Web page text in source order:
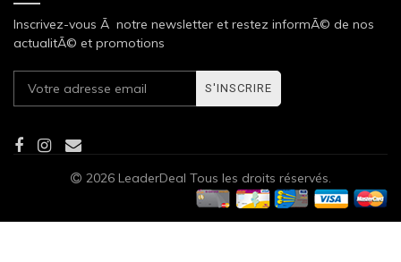
Inscrivez-vous Ã notre newsletter et restez informÃ© de nos
actualitÃ© et promotions
S'INSCRIRE
2026 LeaderDeal Tous les droits réservés.